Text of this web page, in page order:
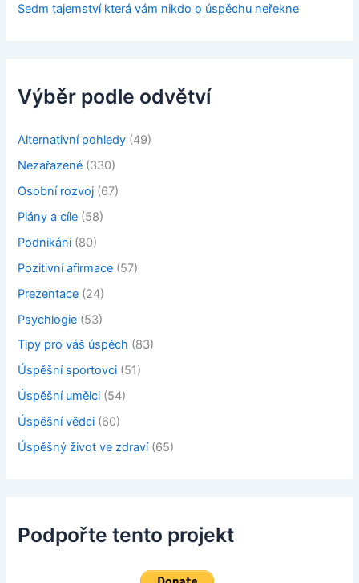
Sedm tajemství která vám nikdo o úspěchu neřekne
Výběr podle odvětví
Alternativní pohledy (49)
Nezařazené (330)
Osobní rozvoj (67)
Plány a cíle (58)
Podnikání(80)
Pozitivní afirmace (57)
Prezentace (24)
Psychlogie (53)
Tipy pro váš úspěch (83)
Úspěšní sportovci (51)
Úspěšní umělci (54)
Úspěšní vědci (60)
Úspěšný život ve zdraví(65)
Podpořte tento projekt